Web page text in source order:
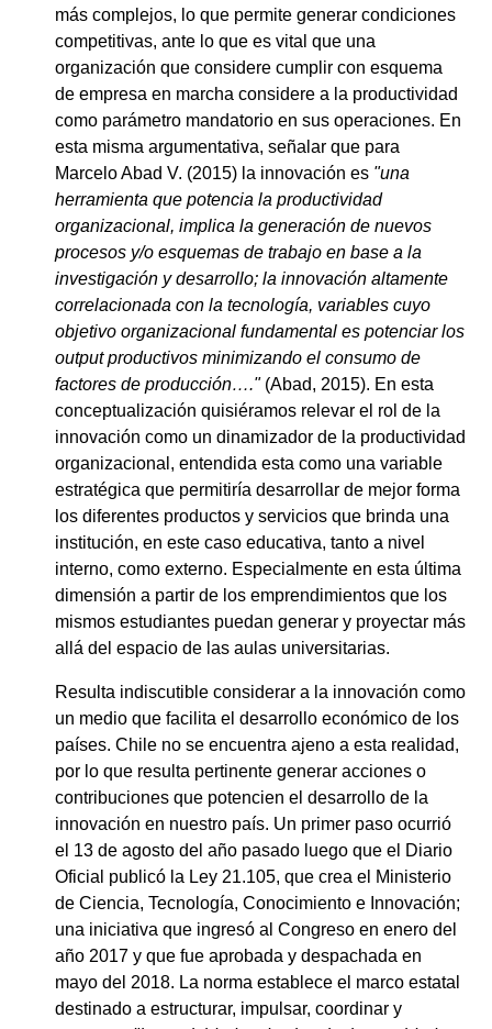
más complejos, lo que permite generar condiciones
competitivas, ante lo que es vital que una
organización que considere cumplir con esquema
de empresa en marcha considere a la productividad
como parámetro mandatorio en sus operaciones. En
esta misma argumentativa, señalar que para
Marcelo Abad V. (2015) la innovación es "una
herramienta que potencia la productividad
organizacional, implica la generación de nuevos
procesos y/o esquemas de trabajo en base a la
investigación y desarrollo; la innovación altamente
correlacionada con la tecnología, variables cuyo
objetivo organizacional fundamental es potenciar los
output productivos minimizando el consumo de
factores de producción…."(Abad, 2015). En esta
conceptualización quisiéramos relevar el rol de la
innovación como un dinamizador de la productividad
organizacional, entendida esta como una variable
estratégica que permitiría desarrollar de mejor forma
los diferentes productos y servicios que brinda una
institución, en este caso educativa, tanto a nivel
interno, como externo. Especialmente en esta última
dimensión a partir de los emprendimientos que los
mismos estudiantes puedan generar y proyectar más
allá del espacio de las aulas universitarias.
Resulta indiscutible considerar a la innovación como
un medio que facilita el desarrollo económico de los
países. Chile no se encuentra ajeno a esta realidad,
por lo que resulta pertinente generar acciones o
contribuciones que potencien el desarrollo de la
innovación en nuestro país. Un primer paso ocurrió
el 13 de agosto del año pasado luego que el Diario
Oficial publicó la Ley 21.105, que crea el Ministerio
de Ciencia, Tecnología, Conocimiento e Innovación;
una iniciativa que ingresó al Congreso en enero del
año 2017 y que fue aprobada y despachada en
mayo del 2018. La norma establece el marco estatal
destinado a estructurar, impulsar, coordinar y